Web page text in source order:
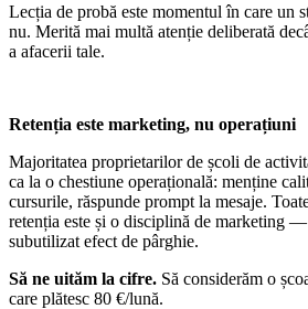
Lecția de probă este momentul în care un
nu. Merită mai multă atenție deliberată
a afacerii tale.
Retenția este marketing, nu operațiuni
Majoritatea proprietarilor de școli de
ca la o chestiune operațională: menține
cursurile, răspunde prompt la mesaje.
retenția este și o disciplină de marketing
subutilizat efect de pârghie.
Să ne uităm la cifre. Să considerăm o
care plătesc 80 €/lună.